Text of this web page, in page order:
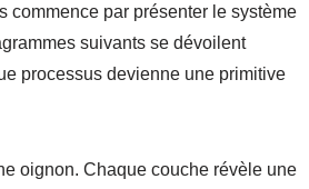
commence par présenter le système
suivants se dévoilent
processus devienne une primitive
oignon. Chaque couche révèle une